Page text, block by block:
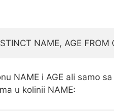
NAME, AGE FROM
NAME i AGE ali samo sa
u kolinii NAME: